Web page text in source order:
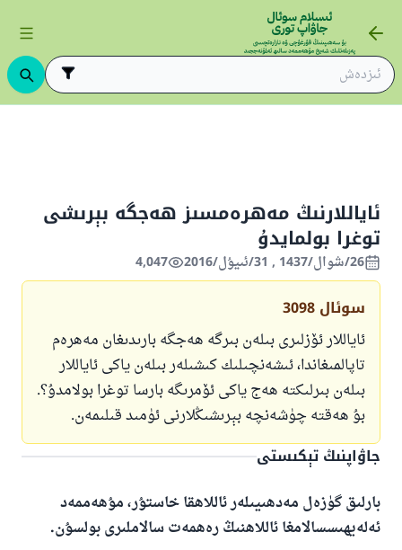
ئاياللارنىڭ مەھرەمسىز ھەجگە بېرىشى
توغرا بولمايدۇ
26/شوال/1437 , 31/ئىيۇل/2016 4,047
سوئال 3098
ئاياللار ئۆزلىرى بىلەن بىرگە ھەجگە بارىدىغان مەھرەم
تاپالمىغاندا، ئىشەنچىلىك كىشىلەر بىلەن ياكى ئاياللار
بىلەن بىرلىكتە ھەج ياكى ئۆمرىگە بارسا توغرا بولامدۇ؟.
بۇ ھەقتە چۈشەنچە بېرىشىڭلارنى ئۈمىد قىلىمەن.
جاۋاپنىڭ تېكىستى
بارلىق گۈزەل مەدھىيىلەر ئاللاھقا خاستۇر، مۇھەممەد
ئەلەيھىسسالامغا ئاللاھنىڭ رەھمەت سالاملىرى بولسۇن.